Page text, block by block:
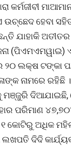
ହେବା
ଯାହାକି
୨୦ ଲକ୍ଷ ଟଙ୍କା
ନାମରେ ରହିଛି ।
ଦିଆଯାଇଛି,
ପରିମାଣ
୧ କୋଟିରୁ ଅଧିକ
ଦିଦି